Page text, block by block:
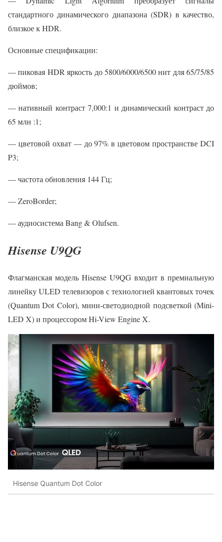
стандартного динамического диапазона (SDR) в качество,
близкое к HDR.
Основные спецификации:
— пиковая HDR яркость до 5800/6000/6500 нит для 65/75/85
дюймов;
— нативный контраст 7,000:1 и динамический контраст до
65 млн :1;
— цветовой охват — до 97% в цветовом пространстве DCI
P3;
— частота обновления 144 Гц;
— ZeroBorder;
— аудиосистема Bang & Olufsen.
Hisense U9QG
Флагманская модель Hisense U9QG входит в премиальную
линейку ULED телевизоров с технологией квантовых точек
(Quantum Dot Color), мини-светодиодной подсветкой (Mini-
LED X) и процессором Hi-View Engine X.
Hisense Quantum Dot Color